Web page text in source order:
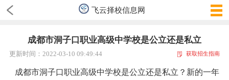
飞云择校信息网
成都市洞子口职业高级中学校是公立还是私立
更新时间：2022-03-10 09:49:44 获取招生指南
成都市洞子口职业高级中学校是公立还是私立？新的一年